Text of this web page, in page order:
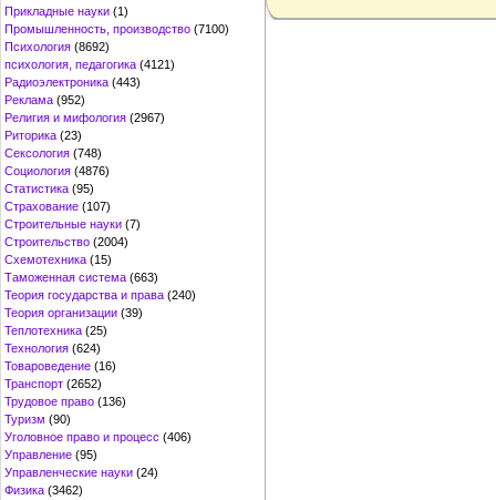
Прикладные науки (1)
Промышленность, производство (7100)
Психология (8692)
психология, педагогика (4121)
Радиоэлектроника (443)
Реклама (952)
Религия и мифология (2967)
Риторика (23)
Сексология (748)
Социология (4876)
Статистика (95)
Страхование (107)
Строительные науки (7)
Строительство (2004)
Схемотехника (15)
Таможенная система (663)
Теория государства и права (240)
Теория организации (39)
Теплотехника (25)
Технология (624)
Товароведение (16)
Транспорт (2652)
Трудовое право (136)
Туризм (90)
Уголовное право и процесс (406)
Управление (95)
Управленческие науки (24)
Физика (3462)